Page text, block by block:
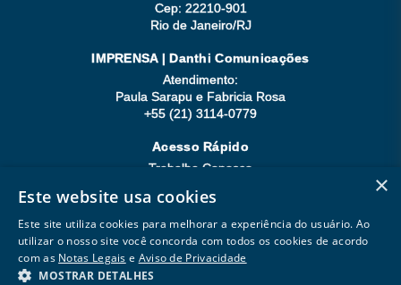
Cep: 22210-901
Rio de Janeiro/RJ
IMPRENSA | Danthi Comunicações
Atendimento:
Paula Sarapu e Fabricia Rosa
+55 (21) 3114-0779
Acesso Rápido
Trabalhe Conosco
Seja Fornecedor
Copyright © 2026 Todos os direitos reservados.
×
Este website usa cookies
Este site utiliza cookies para melhorar a experiência do usuário. Ao
utilizar o nosso site você concorda com todos os cookies de acordo
com as Notas Legais e Aviso de Privacidade
MOSTRAR DETALHES